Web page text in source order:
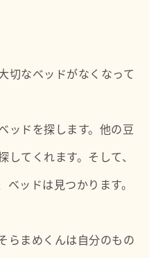
切なベッドがなくなって
ッドを探します。他の豆
てくれます。そして、
ッドは見つかります。
らまめくんは自分のもの